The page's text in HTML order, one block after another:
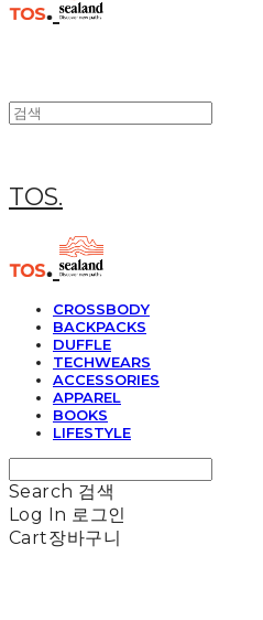
TOS.
CROSSBODY
BACKPACKS
DUFFLE
TECHWEARS
ACCESSORIES
APPAREL
BOOKS
LIFESTYLE
Search 검색
Log In 로그인
Cart장바구니